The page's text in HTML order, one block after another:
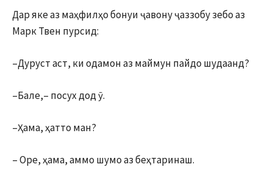
Дар яке аз маҳфилҳо бонуи ҷавону ҷаззобу зебо аз
Марк Твен пурсид:
–Дуруст аст, ки одамон аз маймун пайдо шудаанд?
–Бале,– посух дод ӯ.
–Ҳама, ҳатто ман?
– Оре, ҳама, аммо шумо аз беҳтаринаш.